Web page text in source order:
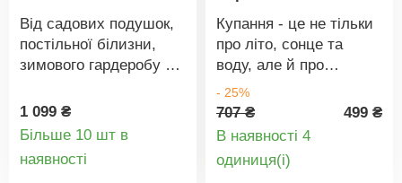
батареї приблизно 2
годиниЗарядка через
USB – приблизно 3
години
блискавками та
ручками для
перенесення.
Від садових подушок,
постільної білизни,
зимового гардеробу до
взуття та багато
іншого. — все
зберігається без пилу
1 099 ₴
Більше 10 шт в
наявності
Купання - це не тільки
про літо, сонце та
воду, але й про
рушники! Пляжний
рушник "Черепаха" має
зручний для всіх
Одна сторона рушника
- 25%
707 ₴
499 ₴
В наявності 4
oдиниця(і)